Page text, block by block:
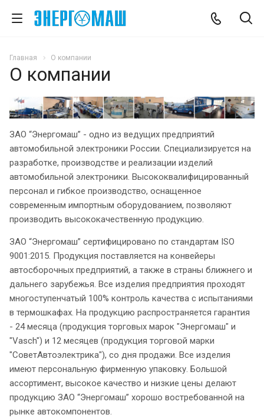
Главная О компании
О компании
ЗАО “Энергомаш” - одно из ведущих предприятий
автомобильной электроники России. Специализируется на
разработке, производстве и реализации изделий
автомобильной электроники. Высококвалифицированный
персонал и гибкое производство, оснащенное
современным импортным оборудованием, позволяют
производить высококачественную продукцию.
ЗАО “Энергомаш” сертифицировано по стандартам ISO
9001:2015. Продукция поставляется на конвейеры
автосборочных предприятий, а также в страны ближнего и
дальнего зарубежья. Все изделия предприятия проходят
многоступенчатый 100% контроль качества с испытаниями
в термошкафах. На продукцию распространяется гарантия
- 24 месяца (продукция торговых марок "Энергомаш" и
"Vasch") и 12 месяцев (продукция торговой марки
"СоветАвтоэлектрика"), со дня продажи. Все изделия
имеют персональную фирменную упаковку. Большой
ассортимент, высокое качество и низкие цены делают
продукцию ЗАО “Энергомаш” хорошо востребованной на
рынке автокомпонентов.